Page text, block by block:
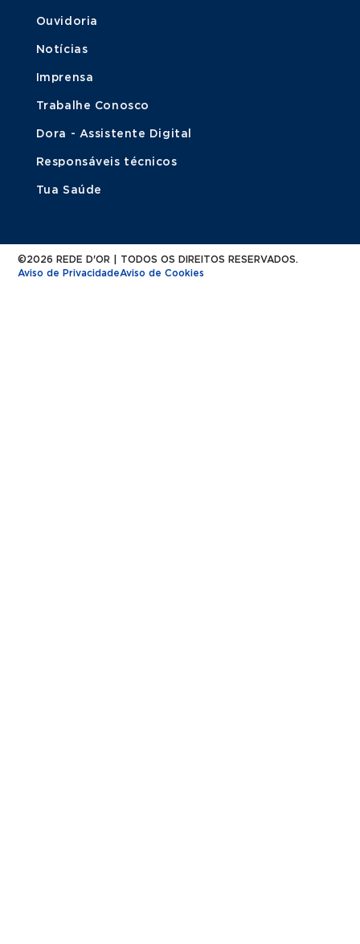
Ouvidoria
Notícias
Imprensa
Trabalhe Conosco
Dora - Assistente Digital
Responsáveis técnicos
Tua Saúde
©2026 REDE D'OR | TODOS OS DIREITOS RESERVADOS.
Aviso de PrivacidadeAviso de Cookies